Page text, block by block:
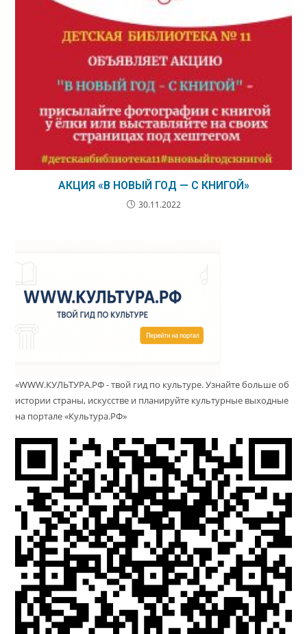
АКЦИЯ «В НОВЫЙ ГОД — С КНИГОЙ»
30.11.2022
«WWW.КУЛЬТУРА.РФ - твой гид по культуре. Узнайте больше об
истории страны, искусстве и планируйте культурные выходные
на портале «Культура.РФ»